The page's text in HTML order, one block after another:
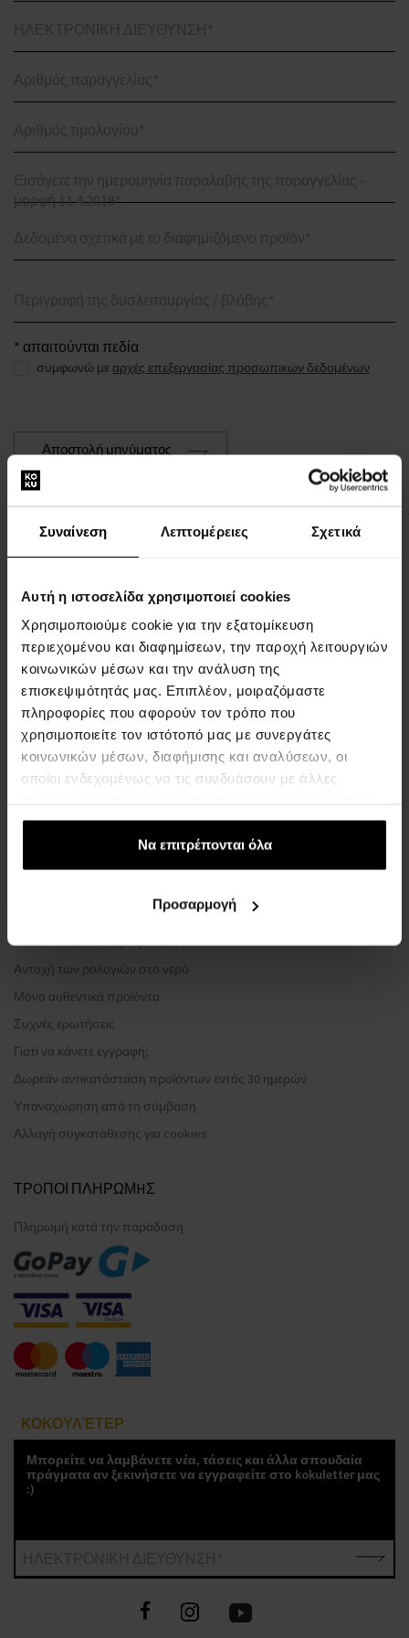
Συναίνεση Λεπτομέρειες Σχετικά
Αυτή η ιστοσελίδα χρησιμοποιεί cookies
Χρησιμοποιούμε cookie για την εξατομίκευση
περιεχομένου και διαφημίσεων, την παροχή λειτουργιών
κοινωνικών μέσων και την ανάλυση της
επισκεψιμότητάς μας. Επιπλέον, μοιραζόμαστε
πληροφορίες που αφορούν τον τρόπο που
χρησιμοποιείτε τον ιστότοπό μας με συνεργάτες
κοινωνικών μέσων, διαφήμισης και αναλύσεων, οι
οποίοι ενδεχομένως να τις συνδυάσουν με άλλες
έχουν συλλέξει σε σχέση με την από μέρους σας χρήση
των υπηρεσιών τους.Να επιτρέπονται όλα
Προσαρμογή
μορφή 11.4.2019*
* απαιτούνται πεδία
συμφωνώ με αρχές επεξεργασίας προσωπικών δεδομένων
Αποστολή μηνύματος
ΣΧΕΤΙΚΑ ΜΕ ΤΗΝ ΕΤΑΙΡΕΙΑ
Σχετικά με εμάς
ΦΟΡΜΑ ΕΠΙΚΟΙΝΩΝΙΑΣ
Επικοινωνία
ΤΑ ΠΑΝΤΑ ΓΙΑ ΤΙΣ ΑΓΟΡΕΣ
Πρόγραμμα επιβράβευσης
Γενικοί όροι και προϋποθέσεις
Γιατί να επιλέξετε τα αρώματα και τα ρολόγια μας;
Τι είναι τα testers αρωμάτων;
Αντοχή των ρολογιών στο νερό
Μόνο αυθεντικά προϊόντα
Συχνές ερωτήσεις
Γιατί να κάνετε εγγραφή;
Δωρεάν αντικατάσταση προϊόντων εντός 30 ημερών
Υπαναχώρηση από τη σύμβαση
Αλλαγή συγκατάθεσης για cookies
ΤΡOΠΟΙ ΠΛΗΡΩΜHΣ
Πληρωμή κατά την παράδοση
ΚΟΚΟΥΛΈΤΕΡ
Μπορείτε να λαμβάνετε νέα, τάσεις και άλλα σπουδαία
πράγματα αν ξεκινήσετε να εγγραφείτε στο kokuletter μας
:)